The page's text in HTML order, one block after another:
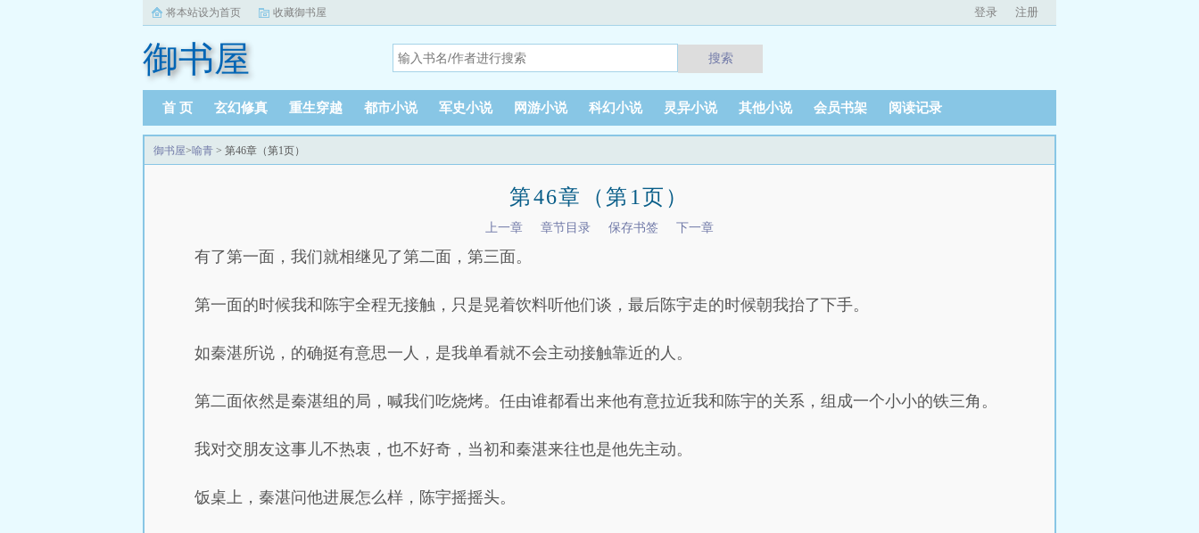
将本站设为首页 收藏御书屋 登录 注册
御书屋 搜索
首 页 玄幻修真 重生穿越 都市小说 军史小说 网游小说 科幻小说 灵异小说 其他小说 会员书架 阅读记录
御书屋>喻青 > 第46章（第1页）
第46章（第1页）
上一章 章节目录 保存书签 下一章
有了第一面，我们就相继见了第二面，第三面。
第一面的时候我和陈宇全程无接触，只是晃着饮料听他们谈，最后陈宇走的时候朝我抬了下手。
如秦湛所说，的确挺有意思一人，是我单看就不会主动接触靠近的人。
第二面依然是秦湛组的局，喊我们吃烧烤。任由谁都看出来他有意拉近我和陈宇的关系，组成一个小小的铁三角。
我对交朋友这事儿不热衷，也不好奇，当初和秦湛来往也是他先主动。
饭桌上，秦湛问他进展怎么样，陈宇摇摇头。